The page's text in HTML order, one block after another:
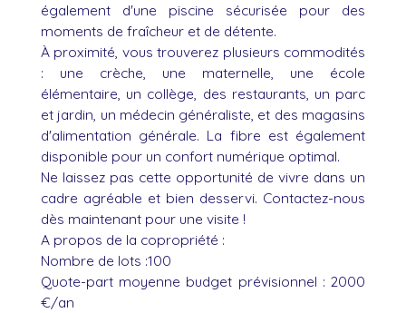
également d'une piscine sécurisée pour des
moments de fraîcheur et de détente.
À proximité, vous trouverez plusieurs commodités
: une crèche, une maternelle, une école
élémentaire, un collège, des restaurants, un parc
et jardin, un médecin généraliste, et des magasins
d'alimentation générale. La fibre est également
disponible pour un confort numérique optimal.
Ne laissez pas cette opportunité de vivre dans un
cadre agréable et bien desservi. Contactez-nous
dès maintenant pour une visite !
A propos de la copropriété :
Nombre de lots :100
Quote-part moyenne budget prévisionnel : 2000
€/an